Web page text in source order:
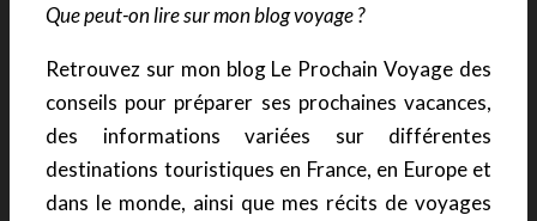
Que peut-on lire sur mon blog voyage ?
Retrouvez sur mon blog Le Prochain Voyage des
conseils pour préparer ses prochaines vacances,
des informations variées sur différentes
destinations touristiques en France, en Europe et
dans le monde, ainsi que mes récits de voyages